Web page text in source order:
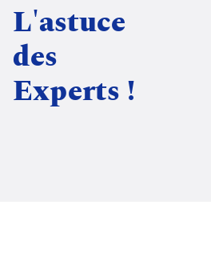
L'astuce
des
Experts !